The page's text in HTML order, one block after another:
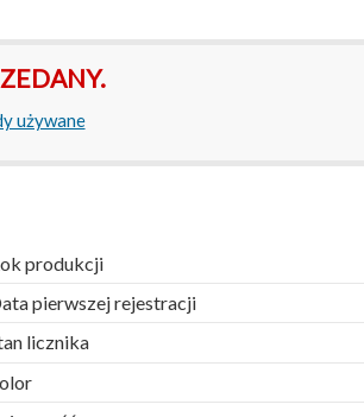
używane
produkcji
pierwszej rejestracji
licznika